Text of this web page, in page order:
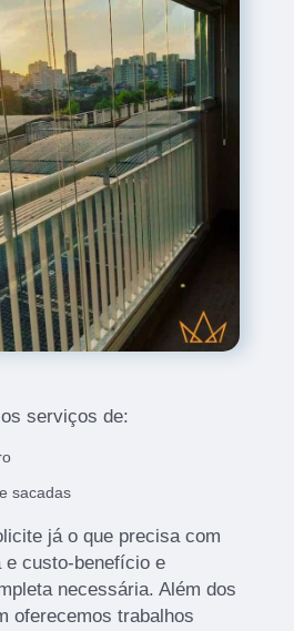
serviços de:
sacadas
já o que precisa com
e custo-benefício e
necessária. Além dos
oferecemos trabalhos